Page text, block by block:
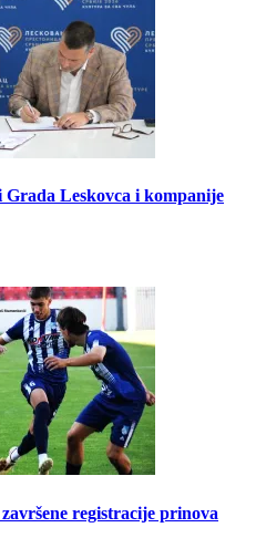
Grada Leskovca i kompanije
registracije prinova